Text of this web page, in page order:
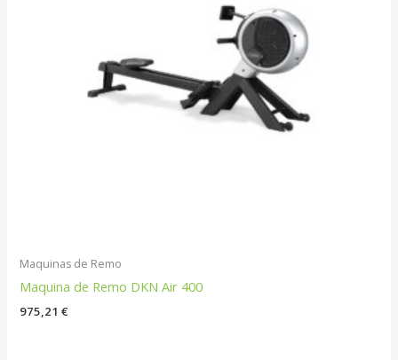
Maquinas de Remo
Maquina de Remo DKN Air 400
975,21€